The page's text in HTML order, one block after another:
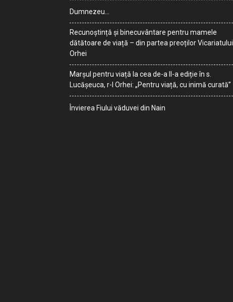
Dumnezeu…
Recunoștință și binecuvântare pentru mamele
dătătoare de viață – din partea preoților Vicariatului
Orhei
Marșul pentru viață la cea de-a II-a ediție în s.
Lucășeuca, r-l Orhei: „Pentru viață, cu inimă curată”
Învierea Fiului văduvei din Nain